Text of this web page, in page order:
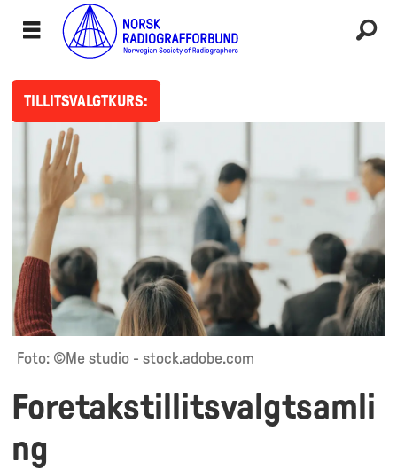
TILLITSVALGTKURS:
Foto: ©Me studio - stock.adobe.com
Foretakstillitsvalgtsamli
ng